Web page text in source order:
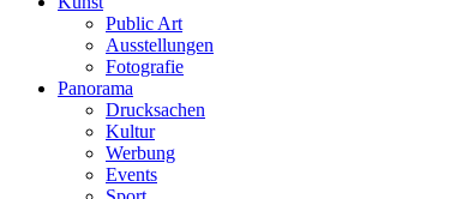
Public Art
Ausstellungen
Fotografie
Panorama
Drucksachen
Kultur
Werbung
Events